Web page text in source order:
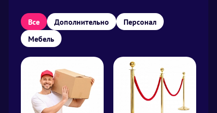
Все Дополнительно
Персонал
Мебель